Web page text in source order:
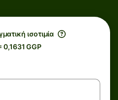
ισοτιμία
0,1631 GGP